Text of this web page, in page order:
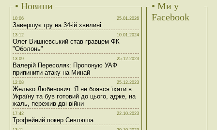
• Новини
10:06 25.01.2026
Завершує гру на 34-ій хвилині
13:12 10.01.2024
Олег Вишневський став гравцем ФК
"Оболонь"
13:09 25.12.2023
Валерій Пересоляк: Пропоную УАФ
припинити атаку на Минай
12:08 25.12.2023
Желько Любенович: Я не боявся їхати в
Україну та був готовий до цього, адже, на
жаль, пережив дві війни
17:42 22.10.2023
Трофейний покер Севлюша
• Ми у
Facebook